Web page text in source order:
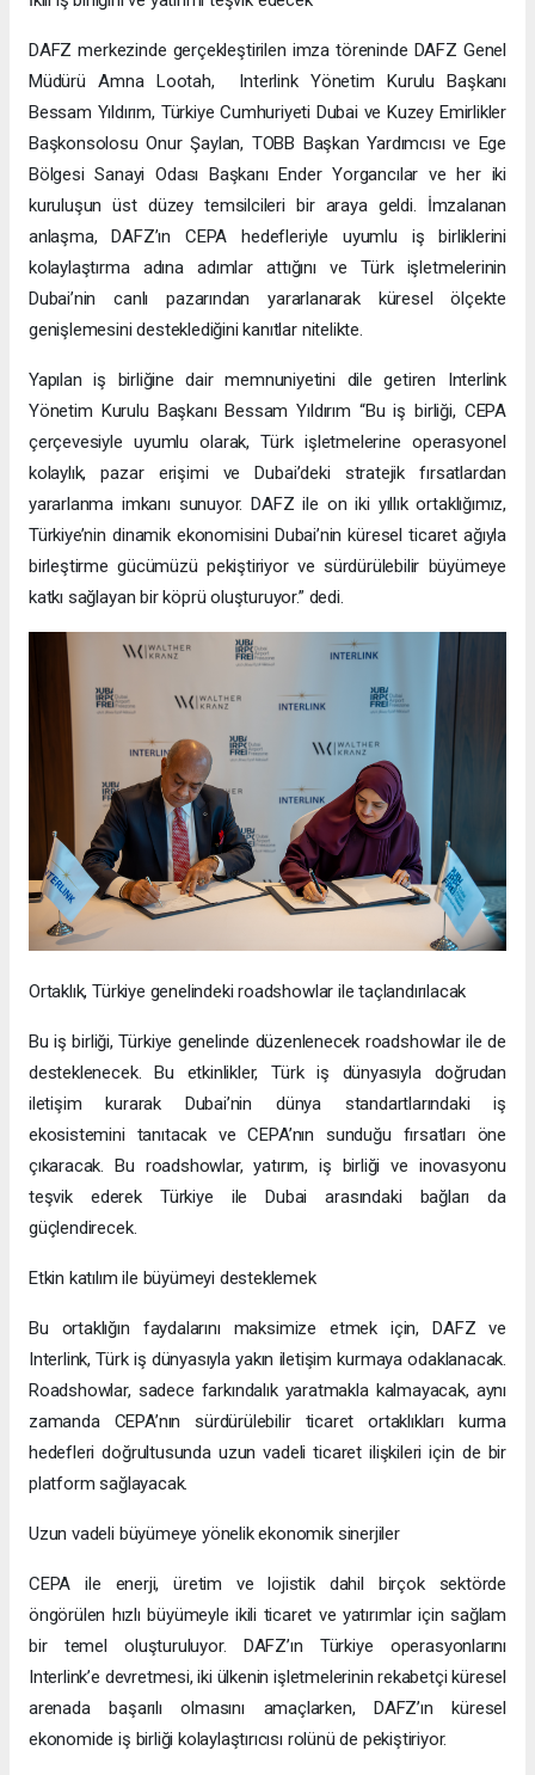
DAFZ merkezinde gerçekleştirilen imza töreninde DAFZ Genel
Müdürü Amna Lootah, Interlink Yönetim Kurulu Başkanı
Bessam Yıldırım, Türkiye Cumhuriyeti Dubai ve Kuzey Emirlikler
Başkonsolosu Onur Şaylan, TOBB Başkan Yardımcısı ve Ege
Bölgesi Sanayi Odası Başkanı Ender Yorgancılar ve her iki
kuruluşun üst düzey temsilcileri bir araya geldi. İmzalanan
anlaşma, DAFZ’ın CEPA hedefleriyle uyumlu iş birliklerini
kolaylaştırma adına adımlar attığını ve Türk işletmelerinin
Dubai’nin canlı pazarından yararlanarak küresel ölçekte
genişlemesini desteklediğini kanıtlar nitelikte.
Yapılan iş birliğine dair memnuniyetini dile getiren Interlink
Yönetim Kurulu Başkanı Bessam Yıldırım “Bu iş birliği, CEPA
çerçevesiyle uyumlu olarak, Türk işletmelerine operasyonel
kolaylık, pazar erişimi ve Dubai’deki stratejik fırsatlardan
yararlanma imkanı sunuyor. DAFZ ile on iki yıllık ortaklığımız,
Türkiye’nin dinamik ekonomisini Dubai’nin küresel ticaret ağıyla
birleştirme gücümüzü pekiştiriyor ve sürdürülebilir büyümeye
katkı sağlayan bir köprü oluşturuyor.” dedi.
Ortaklık, Türkiye genelindeki roadshowlar ile taçlandırılacak
Bu iş birliği, Türkiye genelinde düzenlenecek roadshowlar ile de
desteklenecek. Bu etkinlikler, Türk iş dünyasıyla doğrudan
iletişim kurarak Dubai’nin dünya standartlarındaki iş
ekosistemini tanıtacak ve CEPA’nın sunduğu fırsatları öne
çıkaracak. Bu roadshowlar, yatırım, iş birliği ve inovasyonu
teşvik ederek Türkiye ile Dubai arasındaki bağları da
güçlendirecek.
Etkin katılım ile büyümeyi desteklemek
Bu ortaklığın faydalarını maksimize etmek için, DAFZ ve
Interlink, Türk iş dünyasıyla yakın iletişim kurmaya odaklanacak.
Roadshowlar, sadece farkındalık yaratmakla kalmayacak, aynı
zamanda CEPA’nın sürdürülebilir ticaret ortaklıkları kurma
hedefleri doğrultusunda uzun vadeli ticaret ilişkileri için de bir
platform sağlayacak.
Uzun vadeli büyümeye yönelik ekonomik sinerjiler
CEPA ile enerji, üretim ve lojistik dahil birçok sektörde
öngörülen hızlı büyümeyle ikili ticaret ve yatırımlar için sağlam
bir temel oluşturuluyor. DAFZ’ın Türkiye operasyonlarını
Interlink’e devretmesi, iki ülkenin işletmelerinin rekabetçi küresel
arenada başarılı olmasını amaçlarken, DAFZ’ın küresel
ekonomide iş birliği kolaylaştırıcısı rolünü de pekiştiriyor.